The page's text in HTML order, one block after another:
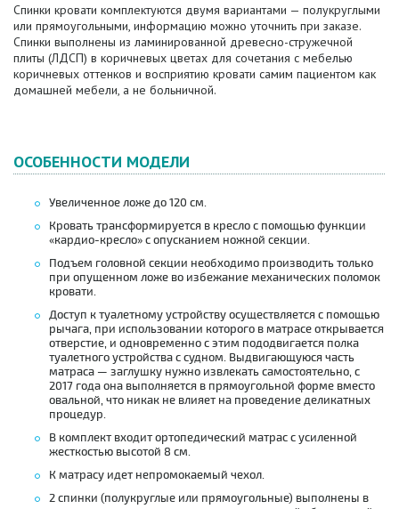
Спинки кровати комплектуются двумя вариантами — полукруглыми
или прямоугольными, информацию можно уточнить при заказе.
Спинки выполнены из ламинированной древесно-стружечной
плиты (ЛДСП) в коричневых цветах для сочетания с мебелью
коричневых оттенков и восприятию кровати самим пациентом как
домашней мебели, а не больничной.
ОСОБЕННОСТИ МОДЕЛИ
Увеличенное ложе до 120 см.
Кровать трансформируется в кресло с помощью функции
«кардио-кресло» с опусканием ножной секции.
Подъем головной секции необходимо производить только
при опущенном ложе во избежание механических поломок
кровати.
Доступ к туалетному устройству осуществляется с помощью
рычага, при использовании которого в матрасе открывается
отверстие, и одновременно с этим пододвигается полка
туалетного устройства с судном. Выдвигающуюся часть
матраса — заглушку нужно извлекать самостоятельно, с
2017 года она выполняется в прямоугольной форме вместо
овальной, что никак не влияет на проведение деликатных
процедур.
В комплект входит ортопедический матрас с усиленной
жесткостью высотой 8 см.
К матрасу идет непромокаемый чехол.
2 спинки (полукруглые или прямоугольные) выполнены в